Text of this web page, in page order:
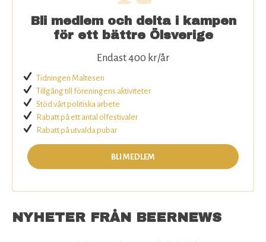
Bli medlem och delta i kampen
för ett bättre Ölsverige
Endast 400 kr/år
Tidningen Maltesen
Tillgång till föreningens aktiviteter
Stöd vårt politiska arbete
Rabatt på ett antal ölfestivaler
Rabatt på utvalda pubar
BLI MEDLEM
NYHETER FRÅN BEERNEWS